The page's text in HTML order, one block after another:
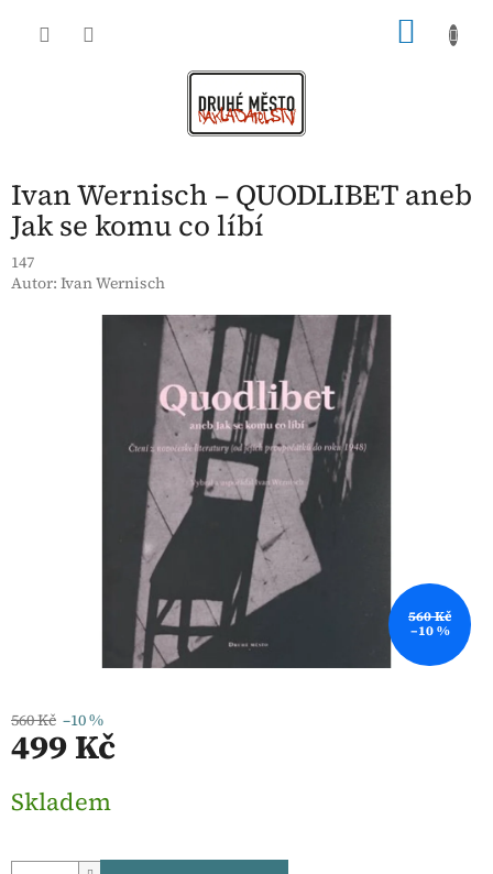
Ivan Wernisch – QUODLIBET aneb
Jak se komu co líbí
147
Autor: Ivan Wernisch
560 Kč
–10 %
560 Kč –10 %
499 Kč
cena:
Skladem